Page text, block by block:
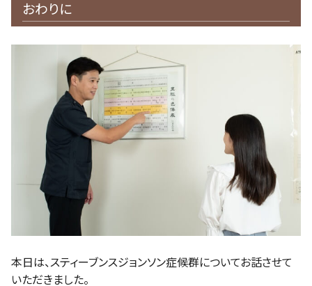
おわりに
本日は、スティーブンスジョンソン症候群についてお話させて
いただきました。